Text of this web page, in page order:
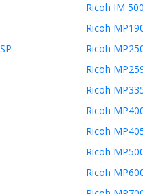
Ricoh IM
Ricoh
Ricoh
Ricoh
Ricoh
Ricoh
Ricoh
Ricoh
Ricoh